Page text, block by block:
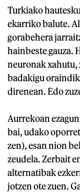
Turkiako
ekarriko balute.
gorabehera
hainbeste gauza.
neuronak xahutu,
badakigu
direnean. Edo
Aurrekoan
bai, udako
zen), esan nion
zeudela. Zerbait
alternatibak
jotzen ote zuen.